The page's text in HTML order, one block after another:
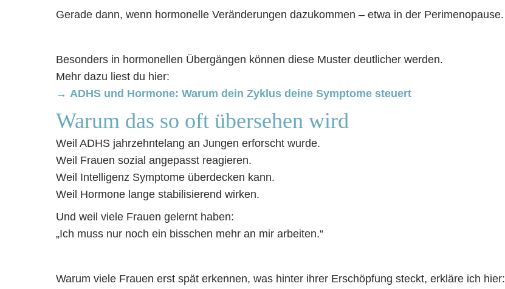
Gerade dann, wenn hormonelle Veränderungen dazukommen – etwa in der Perimenopause.
Besonders in hormonellen Übergängen können diese Muster deutlicher werden.
Mehr dazu liest du hier:
→ ADHS und Hormone: Warum dein Zyklus deine Symptome steuert
Warum das so oft übersehen wird
Weil ADHS jahrzehntelang an Jungen erforscht wurde.
Weil Frauen sozial angepasst reagieren.
Weil Intelligenz Symptome überdecken kann.
Weil Hormone lange stabilisierend wirken.
Und weil viele Frauen gelernt haben:
„Ich muss nur noch ein bisschen mehr an mir arbeiten.“
Warum viele Frauen erst spät erkennen, was hinter ihrer Erschöpfung steckt, erkläre ich hier: